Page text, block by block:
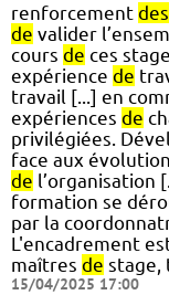
renforcement des
de valider
cours de ces
expérience de
travail [...] en
expériences de
privilégiées.
face aux
de l’organisation
formation se
par la
L'encadrement
maîtres de stage,
15/04/2025 17:00